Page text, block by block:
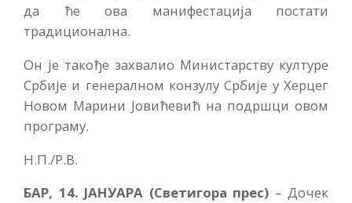
да ће ова манифестација постати
традиционална.
Он је такође захвалио Министарству културе
Србије и генералном конзулу Србије у Херцег
Новом Марини Јовићевић на подршци овом
програму.
Н.П./Р.В.
БАР, 14. ЈАНУАРА (Светигора прес) – Дочек